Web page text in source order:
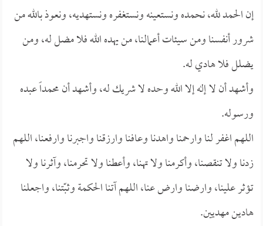
إن الحمد لله، نحمده ونستعينه ونستغفره ونستهديه، ونعوذ بالله من
شرور أنفسنا ومن سيئات أعمالنا، من يهده الله فلا مضل له، ومن
يضلل فلا هادي له.
وأشهد أن لا إله إلا الله وحده لا شريك له، وأشهد أن محمداً عبده
ورسوله.
اللهم اغفر لنا وارحمنا واهدنا وعافنا وارزقنا واجبرنا وارفعنا، اللهم
زدنا ولا تنقصنا، وأكرمنا ولا تهنا، وأعطنا ولا تحرمنا، وآثرنا ولا
تؤثر علينا، وارضنا وارض عنا، اللهم آتنا الحكمة وثبّتنا، واجعلنا
هادين مهديين.